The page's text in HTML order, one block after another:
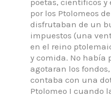
por los Ptolomeos
disfrutaban de un
impuestos (una
en el reino
y comida. No había
agotaran los
contaba con una
Ptolomeo I cuando